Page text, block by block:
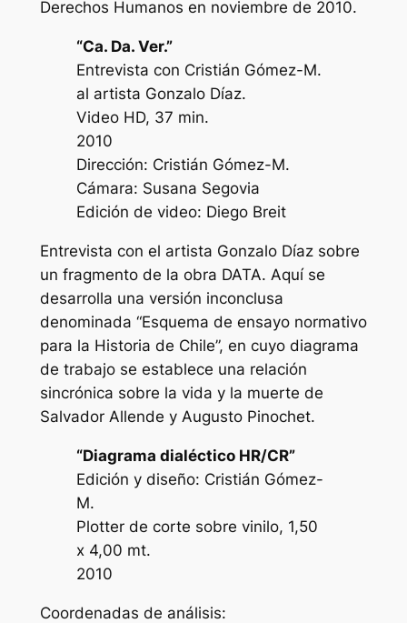
Derechos Humanos en noviembre de 2010.
“Ca. Da. Ver.”
Entrevista con Cristián Gómez-M.
al artista Gonzalo Díaz.
Video HD, 37 min.
2010
Dirección: Cristián Gómez-M.
Cámara: Susana Segovia
Edición de video: Diego Breit
Entrevista con el artista Gonzalo Díaz sobre
un fragmento de la obra DATA. Aquí se
desarrolla una versión inconclusa
denominada “Esquema de ensayo normativo
para la Historia de Chile”, en cuyo diagrama
de trabajo se establece una relación
sincrónica sobre la vida y la muerte de
Salvador Allende y Augusto Pinochet.
“Diagrama dialéctico HR/CR”
Edición y diseño: Cristián Gómez-
M.
Plotter de corte sobre vinilo, 1,50
x 4,00 mt.
2010
Coordenadas de análisis: